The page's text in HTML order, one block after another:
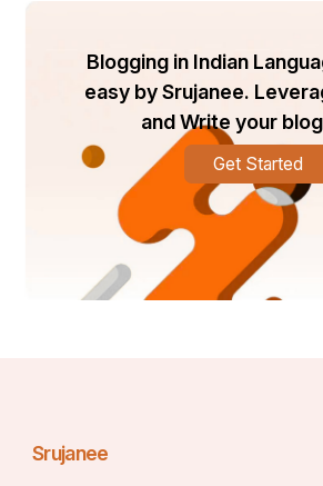
- Shailesh Mishra
Blogging in Indian
easy by Srujanee.
and Write your
Get Started
Srujanee